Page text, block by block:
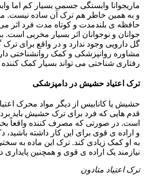
ماریجوانا وابستگی جسمی بسیار کم اما
و به همین خاطر هم ترک آن ساده نیست.
حافظه ی بلندمدت و کوتاه مدت فرد اثر می
جوانان و نوجوانان اثر بسیار مخربی است.
گل دارویی وجود ندارد و در واقع برای ترک
مشاوره روانپزشکی و کمک روانشناختی
رفتاری شناختی می تواند بسیار کمک
ترک اعتیاد حشیش در دامپزشکی
حشیش یا کانابیس از دیگر مواد محرک
قدم هایی که فرد برای ترک حشیش باید
است. در صورتی که مصرف کننده واقعاً
و اراده ی قوی برای این کار داشته باشید،
به او کمک زیادی کند. ترک این ماده به
نیازمند یک اراده ی قوی و همچنین
ترک اعتیاد متادون